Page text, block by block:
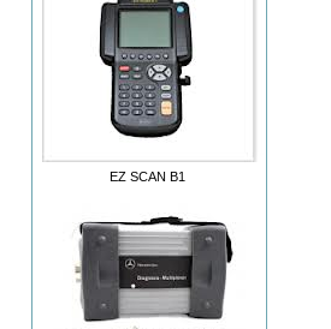
EZ SCAN B1